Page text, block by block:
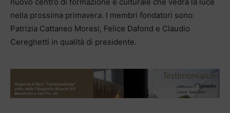
nella prossima primavera. I membri fondatori sono:
Patrizia Cattaneo Moresi, Felice Dafond e Claudio
Cereghetti in qualità di presidente.